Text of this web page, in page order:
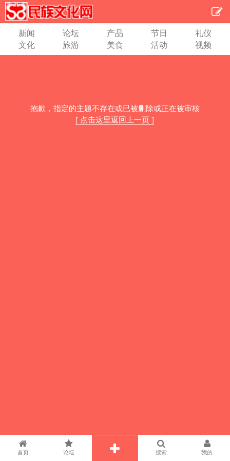
新闻 论坛 产品 节日
礼仪
文化
旅游 美食 活动 视频
抱歉，指定的主题不存在或已被删除或正在被审核
[ 点击这里返回上一页 ]
首页 论坛 搜索 我的